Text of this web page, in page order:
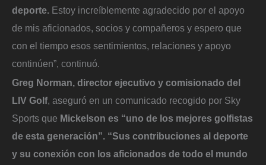
deporte. Estoy increíblemente agradecido por el apoyo
de mis aficionados, socios y compañeros y espero que
con el tiempo esos sentimientos, relaciones y apoyo
continúen”, continuó.
Greg Norman, director ejecutivo y comisionado del
LIV Golf, aseguró en un comunicado recogido por Sky
Sports que Mickelson es “uno de los mejores golfistas
de esta generación”. “Sus contribuciones al deporte
y su conexión con los aficionados de todo el mundo